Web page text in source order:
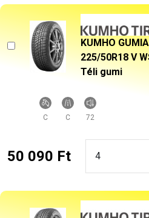
KUMHO
225/50R18 V
Téli gumi
C C 72
50 090 Ft